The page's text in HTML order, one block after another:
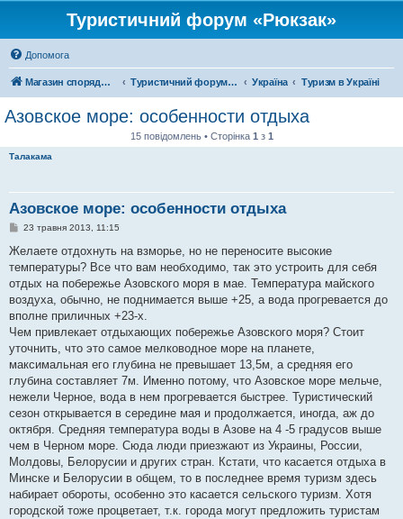
Туристичний форум «Рюкзак»
Допомога
Магазин спорядження Туристичний форум «Рюкзак» Україна Туризм в Україні
Азовское море: особенности отдыха
15 повідомлень • Сторінка 1 з 1
Талакама
Азовское море: особенности отдыха
П
в
д
о
м
л
е
н
я
23 травня 2013, 11:15
Желаете отдохнуть на взморье, но не переносите высокие
температуры? Все что вам необходимо, так это устроить для себя
отдых на побережье Азовского моря в мае. Температура майского
воздуха, обычно, не поднимается выше +25, а вода прогревается до
вполне приличных +23-х.
Чем привлекает отдыхающих побережье Азовского моря? Стоит
уточнить, что это самое мелководное море на планете,
максимальная его глубина не превышает 13,5м, а средняя его
глубина составляет 7м. Именно потому, что Азовское море мельче,
нежели Черное, вода в нем прогревается быстрее. Туристический
сезон открывается в середине мая и продолжается, иногда, аж до
октября. Средняя температура воды в Азове на 4 -5 градусов выше
чем в Черном море. Сюда люди приезжают из Украины, России,
Молдовы, Белорусии и других стран. Кстати, что касается отдыха в
Минске и Белорусии в общем, то в последнее время туризм здесь
набирает обороты, особенно это касается сельского туризм. Хотя
городской тоже процветает, т.к. города могут предложить туристам